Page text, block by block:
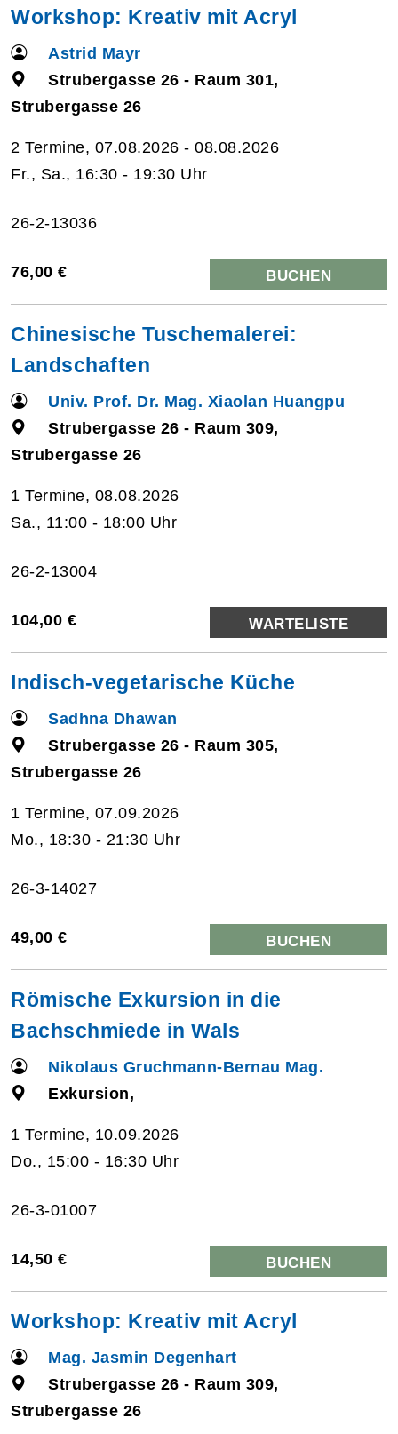
Workshop: Kreativ mit Acryl
Astrid Mayr
Strubergasse 26 - Raum 301,
Strubergasse 26
2 Termine, 07.08.2026 - 08.08.2026
Fr., Sa., 16:30 - 19:30 Uhr
26-2-13036
76,00 € BUCHEN
Chinesische Tuschemalerei:
Landschaften
Univ. Prof. Dr. Mag. Xiaolan Huangpu
Strubergasse 26 - Raum 309,
Strubergasse 26
1 Termine, 08.08.2026
Sa., 11:00 - 18:00 Uhr
26-2-13004
104,00 € WARTELISTE
Indisch-vegetarische Küche
Sadhna Dhawan
Strubergasse 26 - Raum 305,
Strubergasse 26
1 Termine, 07.09.2026
Mo., 18:30 - 21:30 Uhr
26-3-14027
49,00 € BUCHEN
Römische Exkursion in die
Bachschmiede in Wals
Nikolaus Gruchmann-Bernau Mag.
Exkursion,
1 Termine, 10.09.2026
Do., 15:00 - 16:30 Uhr
26-3-01007
14,50 € BUCHEN
Workshop: Kreativ mit Acryl
Mag. Jasmin Degenhart
Strubergasse 26 - Raum 309,
Strubergasse 26